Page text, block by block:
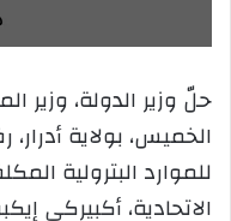
حلّ وزير الدولة، وزير
الخميس، بولاية
للموارد البترولية
الاتحادية، أكبيركي